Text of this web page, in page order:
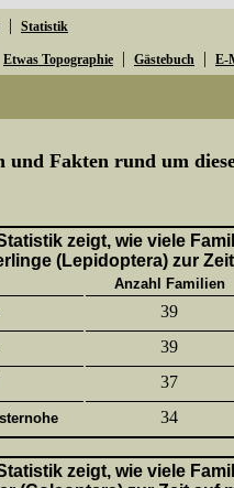
| Statistik
Etwas Topographie | Gästebuch | E-
und Fakten rund um
zeigt, wie viele
(Lepidoptera) zur
Anzahl Familien
39
39
37
34
zeigt, wie viele